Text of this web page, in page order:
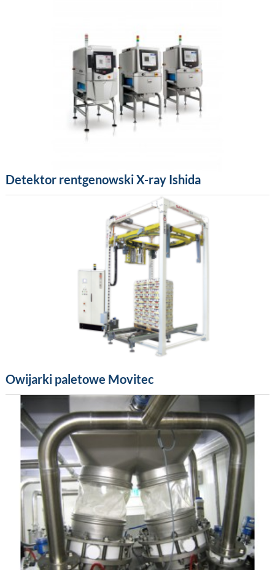
Detektor rentgenowski X-ray Ishida
Owijarki paletowe Movitec